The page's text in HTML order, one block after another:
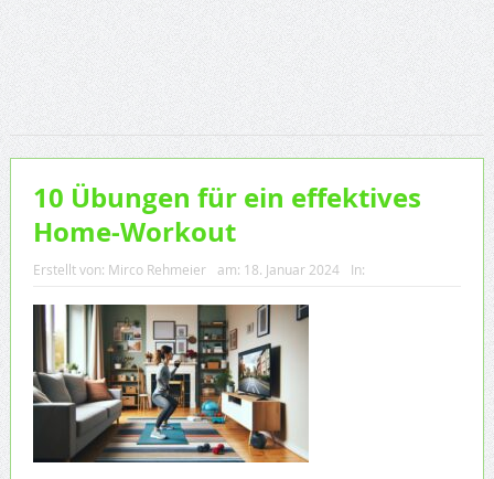
10 Übungen für ein effektives
Home-Workout
Erstellt von: Mirco Rehmeier am: 18. Januar 2024 In: